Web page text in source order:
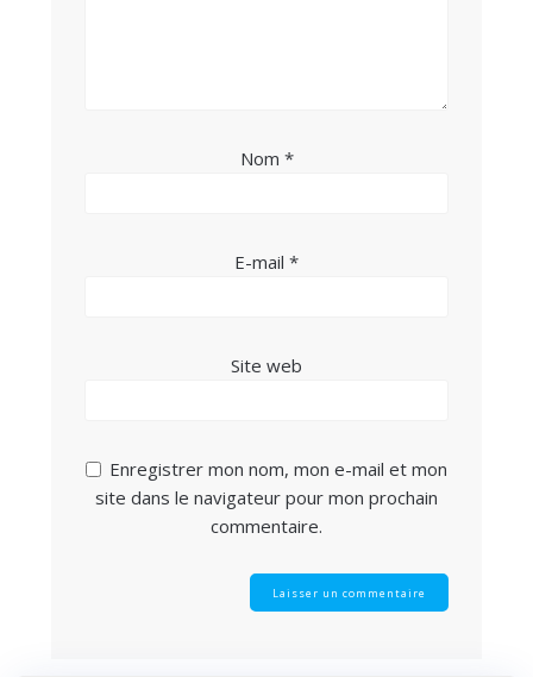
Nom *
E-mail *
Site web
Enregistrer mon nom, mon e-mail et mon
site dans le navigateur pour mon prochain
commentaire.